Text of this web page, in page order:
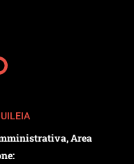
Area